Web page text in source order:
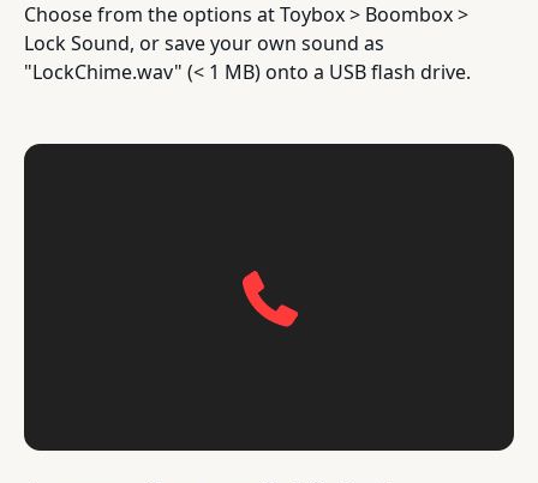
Choose from the options at Toybox > Boombox >
Lock Sound, or save your own sound as
"LockChime.wav" (< 1 MB) onto a USB flash drive.